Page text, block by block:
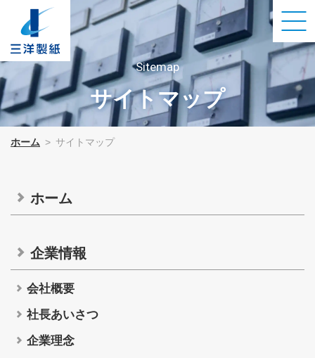
企業情報
環境への取組み
交通アクセス
関係会社
Sitemap
サイトマップ
ホーム サイトマップ
ホーム
企業情報
会社概要
社長あいさつ
企業理念